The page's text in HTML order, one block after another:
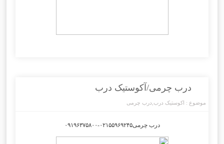
درب چرمی/آکوستیک درب
موضوع : اکوستیک درب درب چرمی
درب چرمی۰۲۱۵۵۹۶۹۲۴۵-۰۹۱۹۶۳۷۵۸۰۰